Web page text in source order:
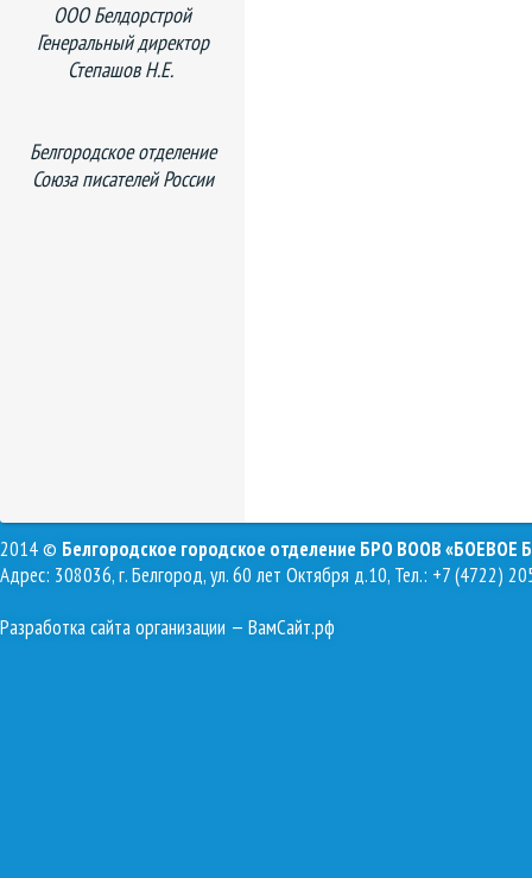
ООО Белдорстрой
Генеральный директор
Степашов Н.Е.
Белгородское отделение
Союза писателей России
2014 © Белгородское городское отделение БРО ВООВ «БОЕВОЕ
Адрес: 308036, г. Белгород, ул. 60 лет Октября д.10, Тел.: +7 (4722)
Разработка сайта организации — ВамСайт.рф